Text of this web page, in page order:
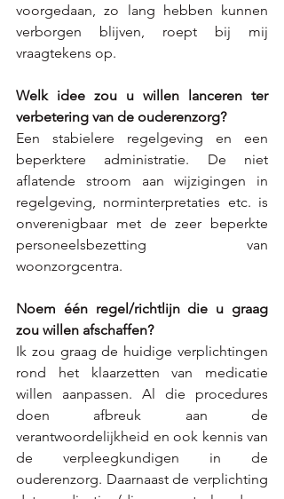
voorgedaan, zo lang hebben kunnen
verborgen blijven, roept bij mij
vraagtekens op.
Welk idee zou u willen lanceren ter
verbetering van de ouderenzorg?
Een stabielere regelgeving en een
beperktere administratie. De niet
aflatende stroom aan wijzigingen in
regelgeving, norminterpretaties etc. is
onverenigbaar met de zeer beperkte
personeelsbezetting van
woonzorgcentra.
Noem één regel/richtlijn die u graag
zou willen afschaffen?
Ik zou graag de huidige verplichtingen
rond het klaarzetten van medicatie
willen aanpassen. Al die procedures
doen afbreuk aan de
verantwoordelijkheid en ook kennis van
de verpleegkundigen in de
ouderenzorg. Daarnaast de verplichting